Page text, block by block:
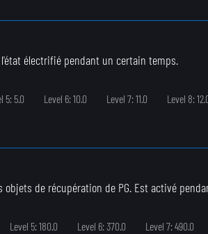
électrifié pendant un certain temps.
5: 5.0 Level 6: 10.0 Level 7: 11.0 Level 8:
de récupération de PG. Est activé
Level 5: 180.0 Level 6: 370.0 Level 7: 490.0